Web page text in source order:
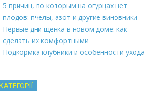
5 причин, по которым на огурцах нет
плодов: пчелы, азот и другие виновники
Первые дни щенка в новом доме: как
сделать их комфортными
Подкормка клубники и особенности ухода
КАТЕГОРІЇ